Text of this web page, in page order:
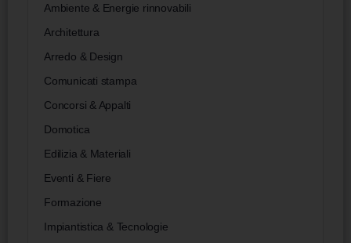
Ambiente & Energie rinnovabili
Architettura
Arredo & Design
Comunicati stampa
Concorsi & Appalti
Domotica
Edilizia & Materiali
Eventi & Fiere
Formazione
Impiantistica & Tecnologie